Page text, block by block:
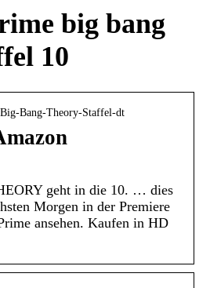
big bang
10
Bang-Theory-Staffel-dt
geht in die 10. … dies
Morgen in der Premiere
ansehen. Kaufen in HD